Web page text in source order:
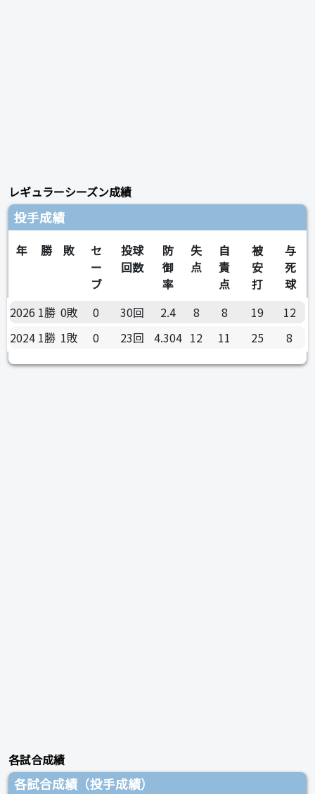
レギュラーシーズン成績
投手成績
年 勝 敗
セ
ー
ブ
投球
回数
防
御
率
失
点
自
責
点
被
安
打
与
死
球
2026 1勝 0敗 0 30回 2.4 8 8 19
12
2024 1勝 1敗 0 23回 4.304 12 11 25 8
各試合成績
各試合成績（投手成績）